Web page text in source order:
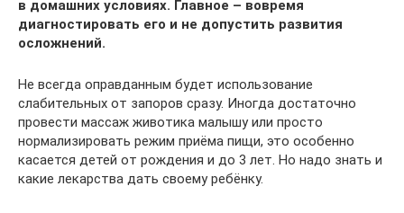
в домашних условиях. Главное – вовремя
диагностировать его и не допустить развития
осложнений.
Не всегда оправданным будет использование
слабительных от запоров сразу. Иногда достаточно
провести массаж животика малышу или просто
нормализировать режим приёма пищи, это особенно
касается детей от рождения и до 3 лет. Но надо знать и
какие лекарства дать своему ребёнку.